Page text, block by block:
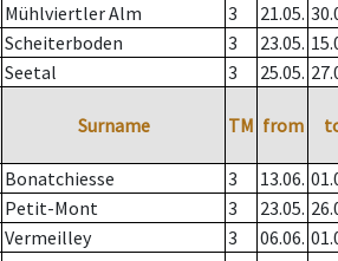
Mühlviertler Alm 3 21.05.
Scheiterboden 3 23.05.
Seetal 3 25.05.
Surname TM from
Bonatchiesse 3 13.06.
Petit-Mont 3 23.05.
Vermeilley 3 06.06.